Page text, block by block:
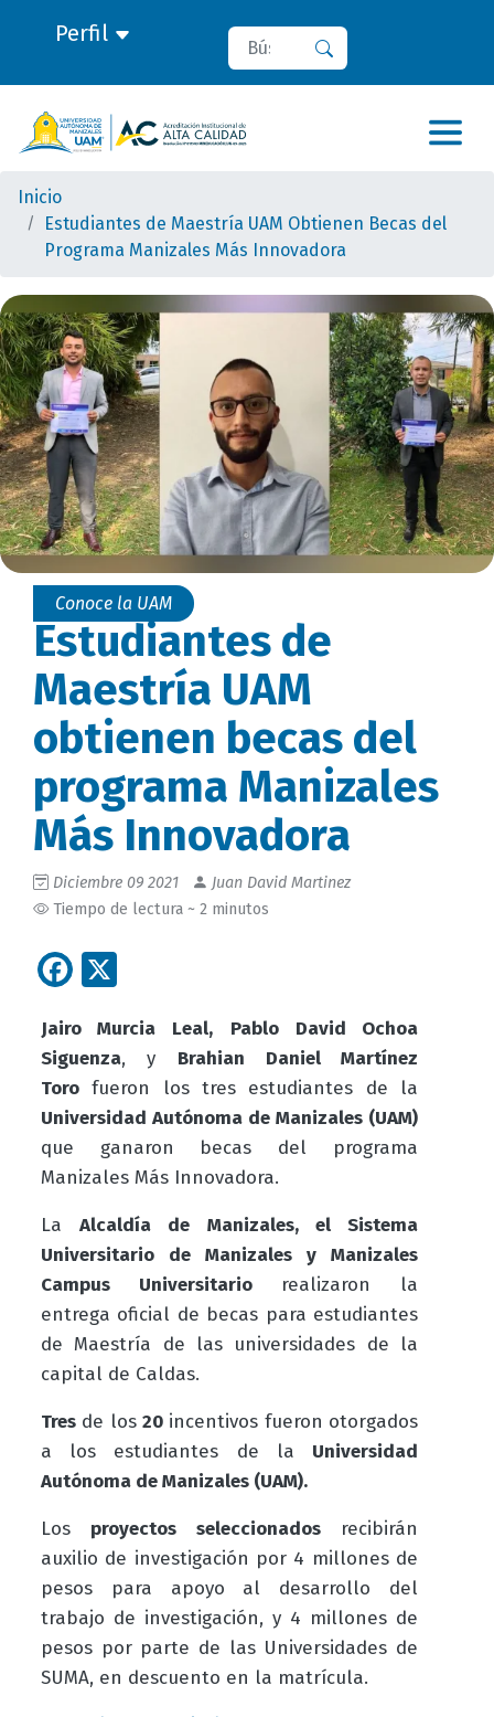
Perfil Buscar
Inicio
Estudiantes de Maestría UAM Obtienen Becas del
Programa Manizales Más Innovadora
Conoce la UAM
Estudiantes de
Maestría UAM
obtienen becas del
programa Manizales
Más Innovadora
Diciembre 09 2021
Juan David Martinez
Tiempo de lectura ~ 2 minutos
Facebook
Jairo Murcia Leal,
Pablo David Ochoa
Siguenza, y Brahian Daniel Martínez
Torofueron los tres estudiantes de la
Universidad Autónoma de Manizales (UAM)
que ganaron becas del programa
Manizales Más Innovadora.
LaAlcaldía de Manizales, el Sistema
Universitario de Manizales y Manizales
Campus Universitariorealizaron la
entrega oficial de becas para estudiantes
de Maestría de las universidades de la
capital de Caldas.
Tresde los 20 incentivos fueron otorgados
a los estudiantes de la Universidad
Autónoma de Manizales (UAM).
Los proyectos seleccionadosrecibirán
auxilio de investigación por 4 millones de
pesos para apoyo al desarrollo del
trabajo de investigación, y 4 millones de
pesos por parte de las Universidades de
SUMA, en descuento en la matrícula.